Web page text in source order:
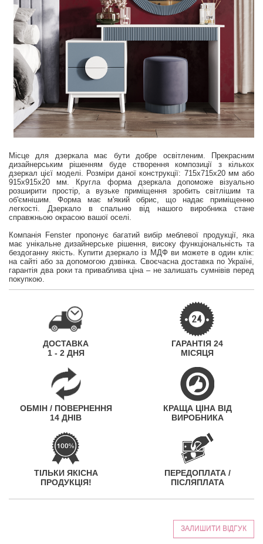
Місце для дзеркала має бути добре освітленим. Прекрасним
дизайнерським рішенням буде створення композиції з кількох
дзеркал цієї моделі. Розміри даної конструкції: 715x715x20 мм або
915x915x20 мм. Кругла форма дзеркала допоможе візуально
розширити простір, а вузьке приміщення зробить світлішим та
об'ємнішим. Форма має м'який обрис, що надає приміщенню
легкості. Дзеркало в спальню від нашого виробника стане
справжньою окрасою вашої оселі.
Компанія Fenster пропонує багатий вибір меблевої продукції, яка
має унікальне дизайнерське рішення, високу функціональність та
бездоганну якість. Купити дзеркало із МДФ ви можете в один клік:
на сайті або за допомогою дзвінка. Своєчасна доставка по Україні,
гарантія два роки та приваблива ціна – не залишать сумнівів перед
покупкою.
ДОСТАВКА
1 - 2 ДНЯ
ГАРАНТІЯ 24
МІСЯЦЯ
ОБМІН / ПОВЕРНЕННЯ
14 ДНІВ
КРАЩА ЦІНА ВІД
ВИРОБНИКА
ТІЛЬКИ ЯКІСНА
ПРОДУКЦІЯ!
ПЕРЕДОПЛАТА /
ПІСЛЯПЛАТА
ЗАЛИШИТИ ВІДГУК